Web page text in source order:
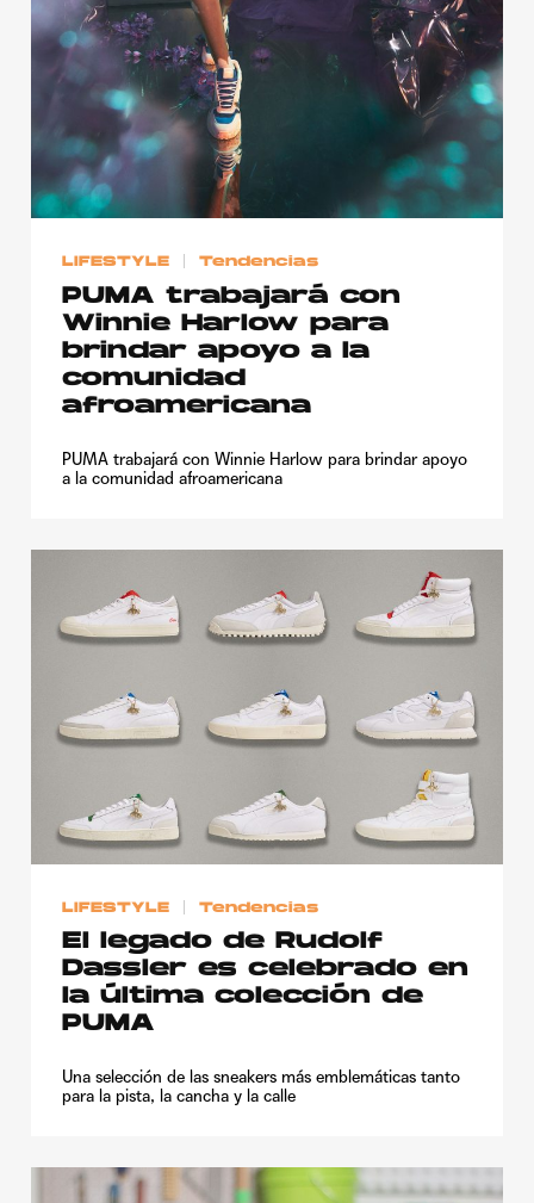
LIFESTYLE Tendencias
PUMA trabajará con
Winnie Harlow para
brindar apoyo a la
comunidad
afroamericana
PUMA trabajará con Winnie Harlow para brindar apoyo
a la comunidad afroamericana
LIFESTYLE Tendencias
El legado de Rudolf
Dassler es celebrado en
la última colección de
PUMA
Una selección de las sneakers más emblemáticas tanto
para la pista, la cancha y la calle